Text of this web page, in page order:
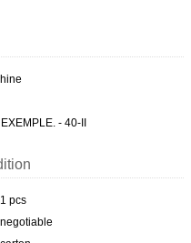
- 40-II
1 pcs
negotiable